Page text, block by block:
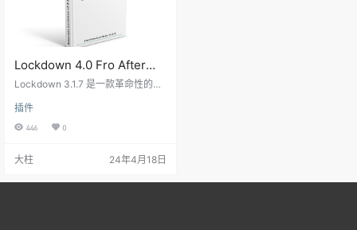
Lockdown 4.0 Fro After
Effects 物体表面跟踪特效合
Lockdown 3.1.7 是一款革命性的插
ci Resolve中跟踪翘曲表面。非常适
合进行美容修饰和其他先前困难的
便于跟踪重叠对象。这是许多重大
能即将推出,请密切关注书生CG资源
插件
446 0
大柱 24年4月18日